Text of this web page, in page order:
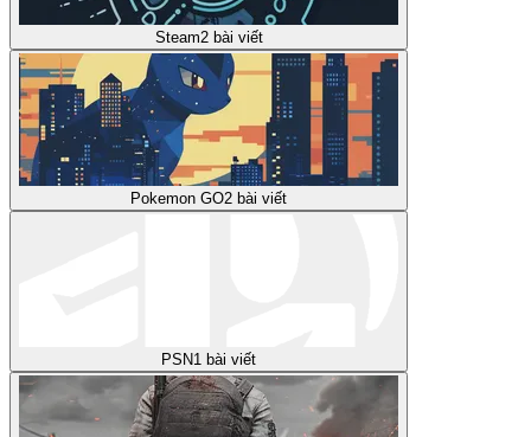
Steam2 bài viết
Pokemon GO2 bài viết
PSN1 bài viết